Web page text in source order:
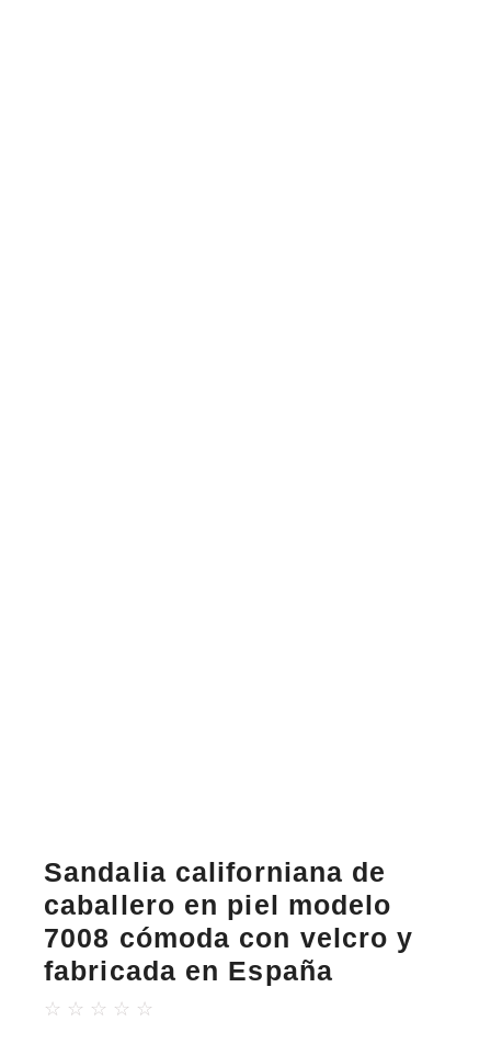
Sandalia californiana de
caballero en piel modelo
7008 cómoda con velcro y
fabricada en España
☆ ☆ ☆ ☆ ☆